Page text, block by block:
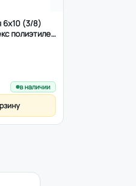
6х10 (3/8)
полиэтилен
в наличии